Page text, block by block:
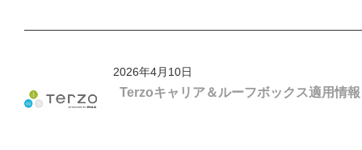
2026年4月10日
Terzoキャリア＆ルーフボックス適用情